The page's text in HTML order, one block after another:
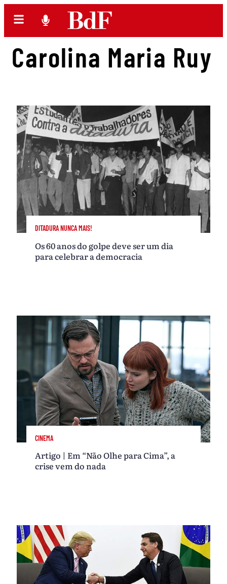
Carolina Maria Ruy
DITADURA NUNCA MAIS!
Os 60 anos do golpe deve ser um dia
para celebrar a democracia
CINEMA
Artigo | Em “Não Olhe para Cima”, a
crise vem do nada